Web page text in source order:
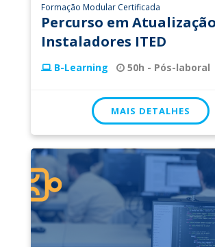
Formação Modular Certificada
Percurso em
Instaladores ITED
B-Learning 50h - Pós-laboral
MAIS DETALHES